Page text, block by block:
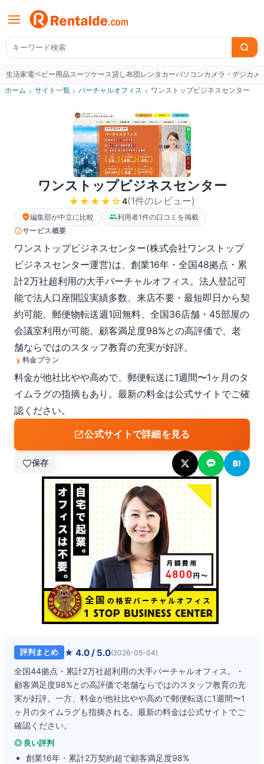
生活家電ベビー用品スーツケース貸し布団レンタカーパソコンカメラ・デジカメ
ホーム › サイト一覧 › バーチャルオフィス › ワンストップビジネスセンター
ワンストップビジネスセンター
★★★★ ☆4(1件のレビュー)
編集部が中立に比較
利用者1件の口コミを掲載
サービス概要
ワンストップビジネスセンター(株式会社ワンストップ
ビジネスセンター運営)は、創業16年・全国48拠点・累
計2万社超利用の大手バーチャルオフィス。法人登記可
能で法人口座開設実績多数、来店不要・最短即日から契
約可能。郵便物転送週1回無料、全国36店舗・45部屋の
会議室利用が可能。顧客満足度98%との高評価で、老
舗ならではのスタッフ教育の充実が好評。
料金プラン
料金が他社比やや高めで、郵便転送に1週間〜1ヶ月のタ
イムラグの指摘もあり。最新の料金は公式サイトでご確
認ください。
公式サイトで詳細を見る
保存 B!
評判まとめ ★ 4.0/ 5.0(2026-05-04)
全国44拠点・累計2万社超利用の大手バーチャルオフィス。・
顧客満足度98%との高評価で老舗ならではのスタッフ教育の充
実が好評。一方、料金が他社比やや高めで郵便転送に1週間〜1
ヶ月のタイムラグも指摘される。最新の料金は公式サイトでご
確認ください。
◎ 良い評判
創業16年・累計2万契約超で顧客満足度98%